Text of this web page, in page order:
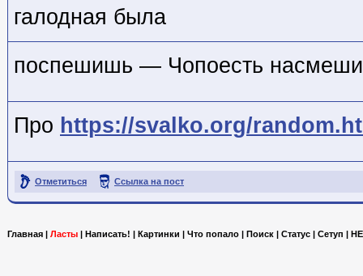
галодная была
поспешишь — Чопоесть
Про https://svalko.org/
Отметиться Ссылка на пост
Главная | Ласты | Написать! | Картинки | Что попало | Поиск | Статус | Сетуп |